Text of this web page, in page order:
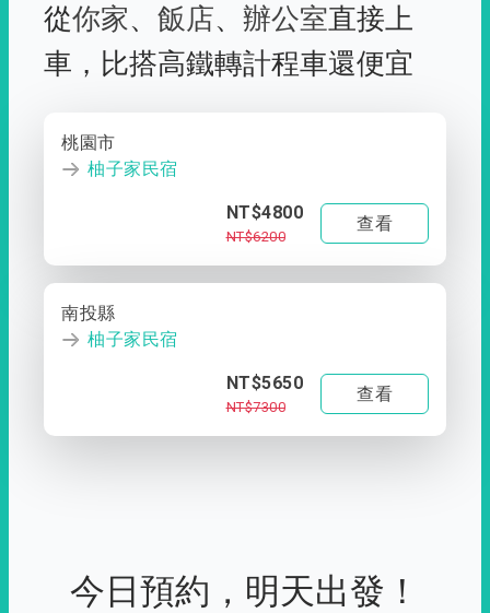
從你家、 飯店、 辦公室直接上
車， 比搭高鐵轉計程車還便宜
桃園市
柚子家民宿
NT$4800
NT$6200
查看
南投縣
柚子家民宿
NT$5650
NT$7300
查看
今日預約，明天出發！